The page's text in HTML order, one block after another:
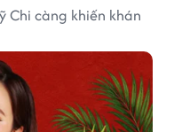
Chi càng khiến khán